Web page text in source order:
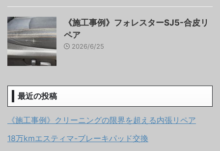
《施工事例》フォレスターSJ5-合皮リ
ペア
2026/6/25
最近の投稿
《施工事例》クリーニングの限界を超える内張リペア
18万kmエスティマ-ブレーキパッド交換